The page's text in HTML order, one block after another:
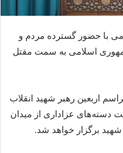
با حضور گسترده مردم و
اسلامی به سمت مقتل
اربعین رهبر شهید انقلاب
دسته‌های عزاداری از میدان
برگزار خواهد شد.